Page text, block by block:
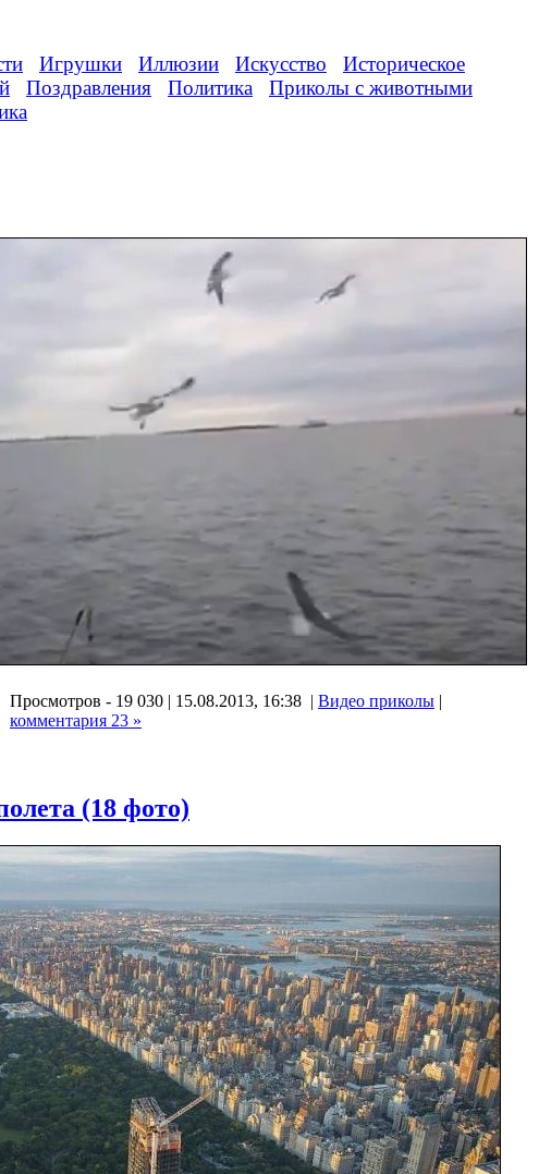
Игрушки Иллюзии Искусство
Историческое
Поздравления Политика
Приколы с животными
Просмотров - 19 030 | 15.08.2013, 16:38 | Видео приколы |
комментария 23 »
(18 фото)